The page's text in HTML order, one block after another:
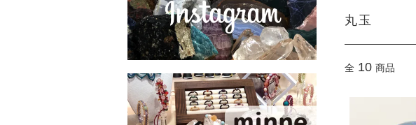
丸玉
全 10 商品